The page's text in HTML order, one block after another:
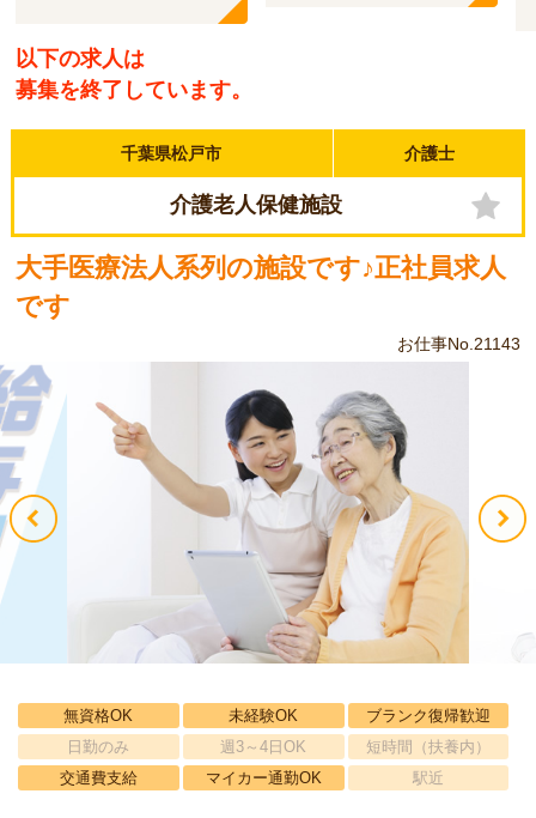
以下の求人は
募集を終了しています。
千葉県松戸市 介護士
介護老人保健施設
大手医療法人系列の施設です♪正社員求人
です
お仕事No.21143
無資格OK 未経験OK
ブランク復帰歓迎
日勤のみ
週3～4日OK
短時間（扶養内）
交通費支給
マイカー通勤OK 駅近